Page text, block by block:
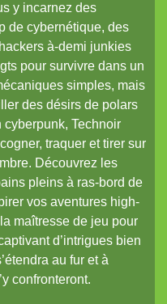
y incarnez des
de cybernétique, des
à-demi junkies
pour survivre dans un
simples, mais
des désirs de polars
Technoir
traquer et tirer sur
Découvrez les
pleins à ras-bord de
vos aventures high-
maîtresse de jeu pour
d’intrigues bien
au fur et à
confronteront.